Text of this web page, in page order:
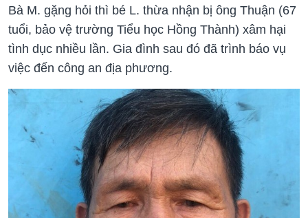
Bà M. gặng hỏi thì bé L. thừa nhận bị ông Thuận (67
tuổi, bảo vệ trường Tiểu học Hồng Thành) xâm hại
tình dục nhiều lần. Gia đình sau đó đã trình báo vụ
việc đến công an địa phương.